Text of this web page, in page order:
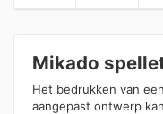
Mikado
Het bedrukken van
aangepast ontwerp